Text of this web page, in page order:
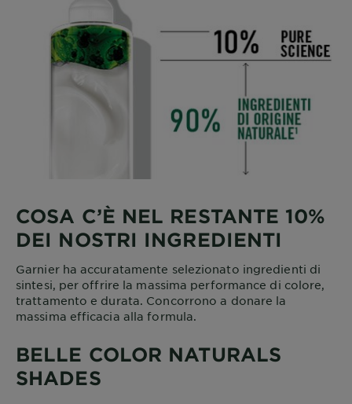
COSA C’È NEL RESTANTE 10%
DEI NOSTRI INGREDIENTI
Garnier ha accuratamente selezionato ingredienti di
sintesi, per offrire la massima performance di colore,
trattamento e durata. Concorrono a donare la
massima efficacia alla formula.
BELLE COLOR NATURALS
SHADES